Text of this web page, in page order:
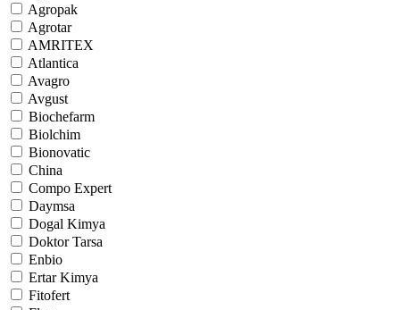
Agropak
Agrotar
AMRITEX
Atlantica
Avagro
Avgust
Biochefarm
Biolchim
Bionovatic
China
Compo Expert
Daymsa
Dogal Kimya
Doktor Tarsa
Enbio
Ertar Kimya
Fitofert